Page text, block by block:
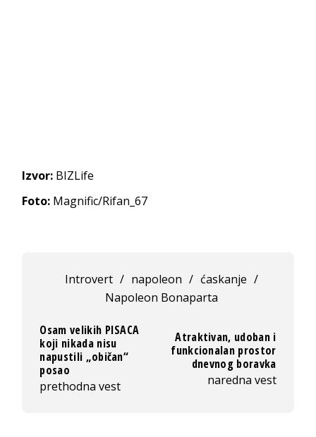
Izvor: BIZLife
Foto: Magnific/Rifan_67
Introvert / napoleon / ćaskanje /
Napoleon Bonaparta
Osam velikih PISACA
koji nikada nisu
napustili „običan“
posao
prethodna vest
Atraktivan, udoban i
funkcionalan prostor
dnevnog boravka
naredna vest